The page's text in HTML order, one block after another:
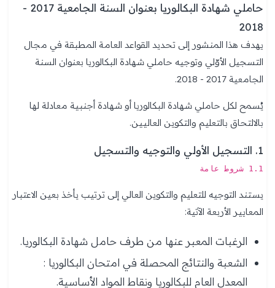
حاملي شهادة البكالوريا بعنوان السنة الجامعية 2017 -
2018
يهدف هذا المنشور إلى تحديد القواعد العامة المطبقة في مجال
التسجيل الأوّلي وتوجيه حاملي شهادة البكالوريا بعنوان السنة
الجامعية 2017 - 2018.
يُسمح لكل حاملي شهادة البكالوريا أو شهادة أجنبية معادلة لها
بالالتحاق بالتعليم والتكوين العاليين.
1. التسجيل الأولي والتوجيه والتسجيل
1.1 شروط عامة
يستند التوجيه للتعليم والتكوين العالي إلى ترتيب يأخذ بعين الاعتبار
المعايير الأربعة الآتية:
الرغبات المعبر عنها من طرف حامل شهادة البكالوريا.
الشعبة والنتائج المحصلة في امتحان البكالوريا :
المعدل العام للبكالوريا ونقاط المواد الأساسية.